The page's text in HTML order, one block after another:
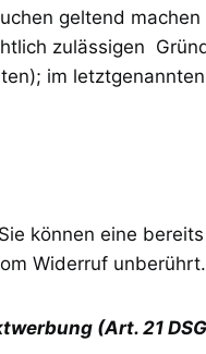
geltend
zulässigen
im
können eine
Widerruf unberührt.
(Art. 21